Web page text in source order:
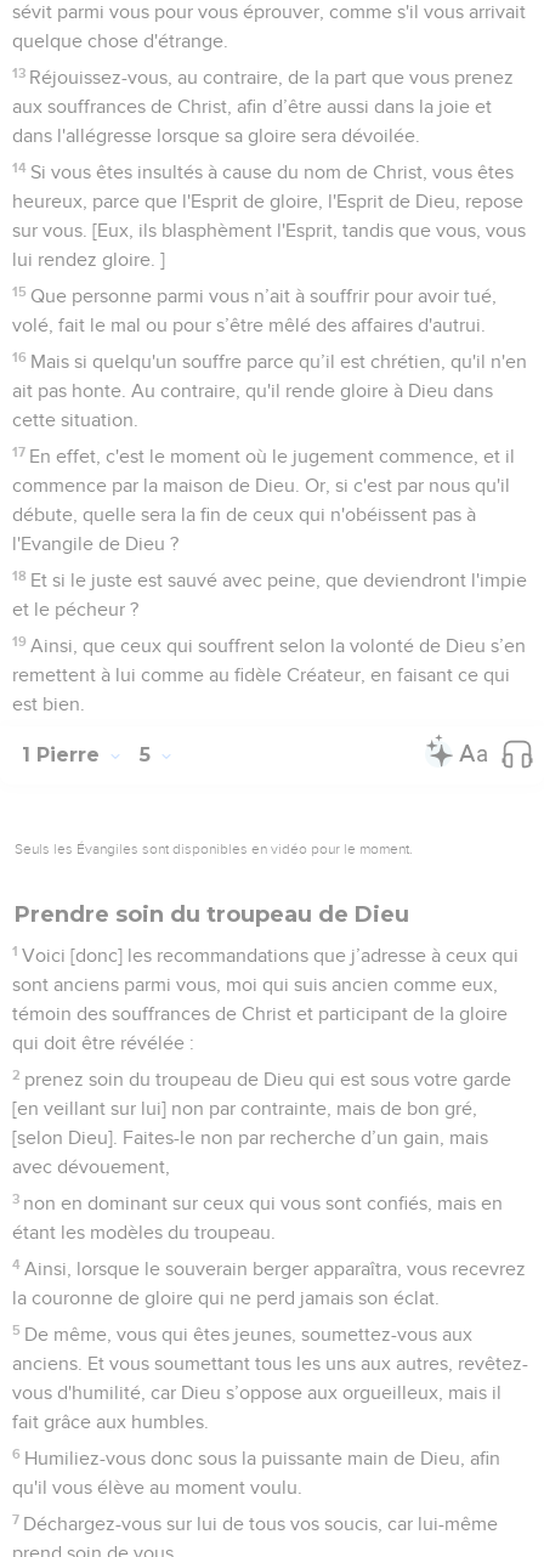
sévit parmi vous pour vous éprouver, comme s'il vous arrivait
quelque chose d'étrange.
13 Réjouissez-vous, au contraire, de la part que vous prenez
aux souffrances de Christ, afin d’être aussi dans la joie et
dans l'allégresse lorsque sa gloire sera dévoilée.
14 Si vous êtes insultés à cause du nom de Christ, vous êtes
heureux, parce que l'Esprit de gloire, l'Esprit de Dieu, repose
sur vous. [Eux, ils blasphèment l'Esprit, tandis que vous, vous
lui rendez gloire. ]
15 Que personne parmi vous n’ait à souffrir pour avoir tué,
volé, fait le mal ou pour s’être mêlé des affaires d'autrui.
16 Mais si quelqu'un souffre parce qu’il est chrétien, qu'il n'en
ait pas honte. Au contraire, qu'il rende gloire à Dieu dans
cette situation.
17 En effet, c'est le moment où le jugement commence, et il
commence par la maison de Dieu. Or, si c'est par nous qu'il
débute, quelle sera la fin de ceux qui n'obéissent pas à
l'Evangile de Dieu ?
18 Et si le juste est sauvé avec peine, que deviendront l'impie
et le pécheur ?
19 Ainsi, que ceux qui souffrent selon la volonté de Dieu s’en
remettent à lui comme au fidèle Créateur, en faisant ce qui
est bien.
1 Pierre 5
Seuls les Évangiles sont disponibles en vidéo pour le moment.
Prendre soin du troupeau de Dieu
1 Voici [donc] les recommandations que j’adresse à ceux qui
sont anciens parmi vous, moi qui suis ancien comme eux,
témoin des souffrances de Christ et participant de la gloire
qui doit être révélée :
2 prenez soin du troupeau de Dieu qui est sous votre garde
[en veillant sur lui] non par contrainte, mais de bon gré,
[selon Dieu]. Faites-le non par recherche d’un gain, mais
avec dévouement,
3 non en dominant sur ceux qui vous sont confiés, mais en
étant les modèles du troupeau.
4 Ainsi, lorsque le souverain berger apparaîtra, vous recevrez
la couronne de gloire qui ne perd jamais son éclat.
5 De même, vous qui êtes jeunes, soumettez-vous aux
anciens. Et vous soumettant tous les uns aux autres, revêtez-
vous d'humilité, car Dieu s’oppose aux orgueilleux, mais il
fait grâce aux humbles.
6 Humiliez-vous donc sous la puissante main de Dieu, afin
qu'il vous élève au moment voulu.
7 Déchargez-vous sur lui de tous vos soucis, car lui-même
prend soin de vous.